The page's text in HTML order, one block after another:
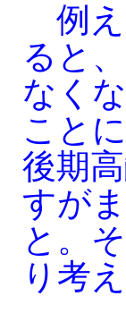
例え
ると
なく
こと
後期
すが
と。
り考